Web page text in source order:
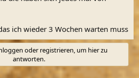
ich wieder 3 Wochen warten muss
oder registrieren, um hier zu
antworten.